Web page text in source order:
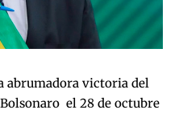
abrumadora victoria del
el 28 de octubre